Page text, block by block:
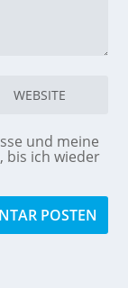
und meine
bis ich wieder